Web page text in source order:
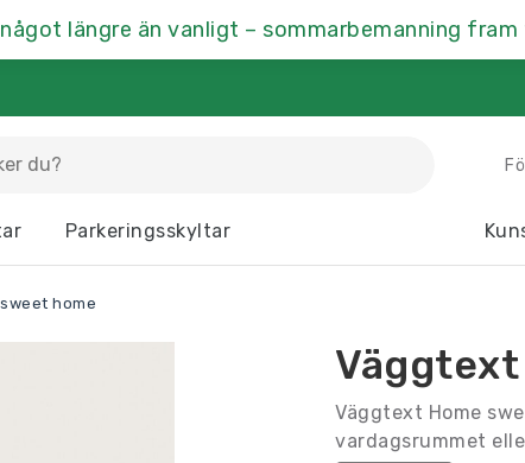
längre än vanligt – sommarbemanning fram
Parkeringsskyltar
home
Väggtext Home
vardagsrummet